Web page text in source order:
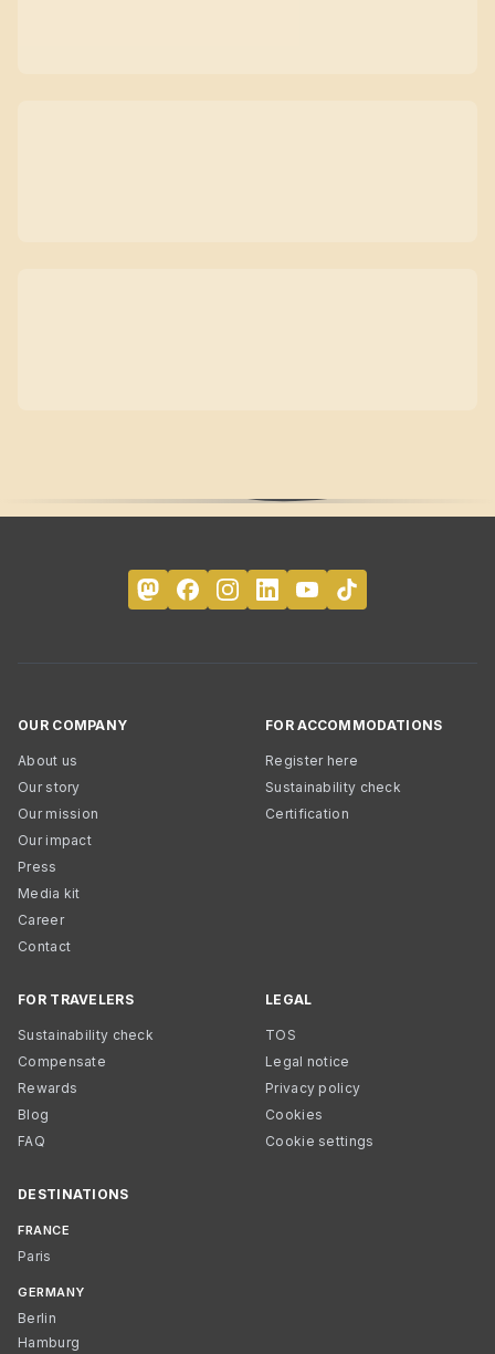
OUR COMPANY
About us
Our story
Our mission
Our impact
Press
Media kit
Career
Contact
FOR ACCOMMODATIONS
Register here
Sustainability check
Certification
FOR TRAVELERS
Sustainability check
Compensate
Rewards
Blog
FAQ
LEGAL
TOS
Legal notice
Privacy policy
Cookies
Cookie settings
DESTINATIONS
FRANCE
Paris
GERMANY
Berlin
Hamburg